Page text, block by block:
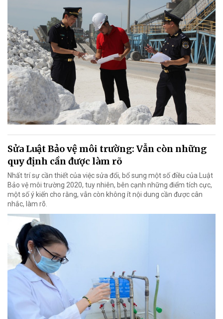
Sửa Luật Bảo vệ môi trường: Vẫn còn những
quy định cần được làm rõ
Nhất trí sự cần thiết của việc sửa đổi, bổ sung một số điều của Luật
Bảo vệ môi trường 2020, tuy nhiên, bên cạnh những điểm tích cực,
một số ý kiến cho rằng, vẫn còn không ít nội dung cần được cân
nhắc, làm rõ.